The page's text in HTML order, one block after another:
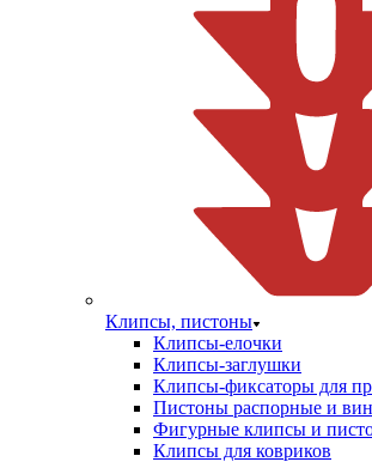
Клипсы, пистоны
Клипсы-елочки
Клипсы-заглушки
Клипсы-фиксаторы для
Пистоны распорные и
Фигурные клипсы и
Клипсы для ковриков